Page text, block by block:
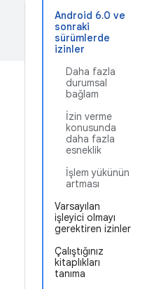
Android 6.0 ve
sonraki
sürümlerde
izinler
Daha fazla
durumsal
bağlam
İzin verme
konusunda
daha fazla
esneklik
İşlem yükünün
artması
Varsayılan
işleyici olmayı
gerektiren izinler
Çalıştığınız
kitaplıkları
tanıma